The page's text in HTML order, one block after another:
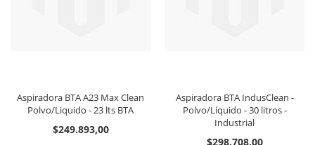
Aspiradora BTA A23 Max Clean
Polvo/Liquido - 23 lts BTA
$249.893,00
Aspiradora BTA IndusClean -
Polvo/Lí­quido - 30 litros -
Industrial
$298.708,00